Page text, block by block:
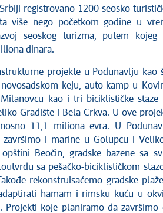
registrovano 1200 seosko
više nego početkom godine u
seoskog turizma, putem kojeg
dinara.
projekte u Podunavlju kao
keju, auto-kamp u
kao i tri biciklističke staze
Gradište i Bela Crkva. U ove
11,1 miliona evra. U
i marine u Golupcu i
Beočin, gradske bazene sa
sa pešačko-biciklističkom
rekonstruisaćemo gradske
hamam i rimsku kuću u
Projekti koje planiramo da završimo